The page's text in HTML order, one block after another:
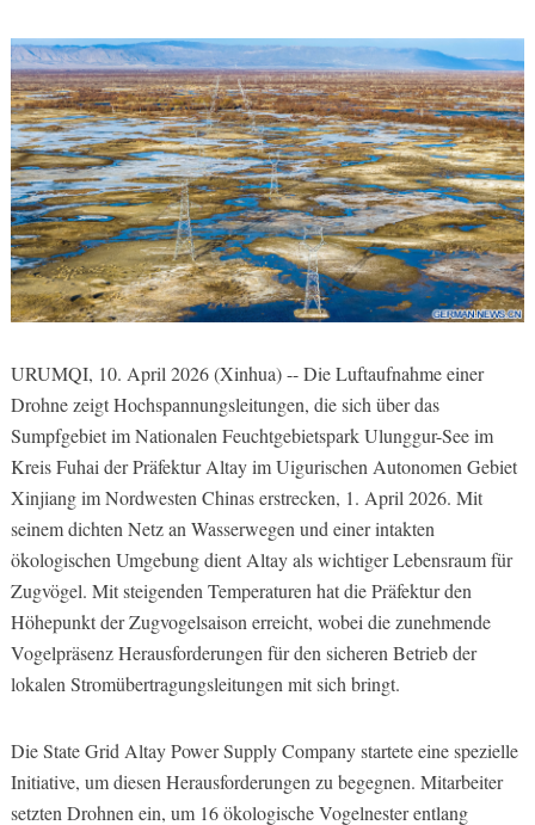
URUMQI, 10. April 2026 (Xinhua) -- Die Luftaufnahme einer
Drohne zeigt Hochspannungsleitungen, die sich über das
Sumpfgebiet im Nationalen Feuchtgebietspark Ulunggur-See im
Kreis Fuhai der Präfektur Altay im Uigurischen Autonomen Gebiet
Xinjiang im Nordwesten Chinas erstrecken, 1. April 2026. Mit
seinem dichten Netz an Wasserwegen und einer intakten
ökologischen Umgebung dient Altay als wichtiger Lebensraum für
Zugvögel. Mit steigenden Temperaturen hat die Präfektur den
Höhepunkt der Zugvogelsaison erreicht, wobei die zunehmende
Vogelpräsenz Herausforderungen für den sicheren Betrieb der
lokalen Stromübertragungsleitungen mit sich bringt.
Die State Grid Altay Power Supply Company startete eine spezielle
Initiative, um diesen Herausforderungen zu begegnen. Mitarbeiter
setzten Drohnen ein, um 16 ökologische Vogelnester entlang